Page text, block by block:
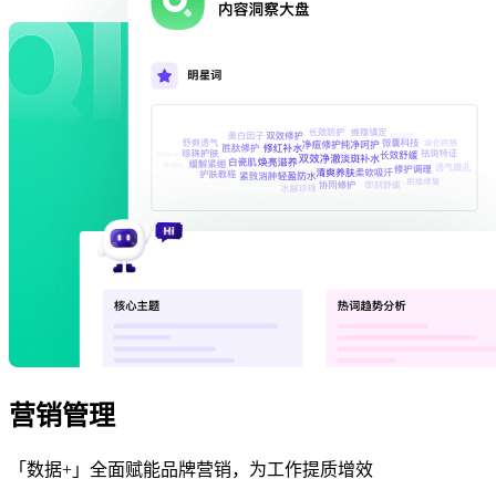
营销管理
「数据+」全面赋能品牌营销，为工作提质增效